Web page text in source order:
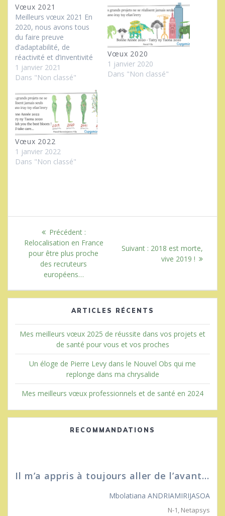
Vœux 2021
Meilleurs vœux 2021 En
2020, nous avons tous
du faire preuve
d’adaptabilité, de
réactivité et d’inventivité
pour que nos activités
perdurent et continuent
Verra certainement la
pandémie contrôlée par
la vaccination et tous
nos efforts
récompensés. Que ce
soit l’élitiste phrase de
Nietzsche (1888 -
1 janvier 2021
Dans "Non classé"
Vœux 2020
1 janvier 2020
Dans "Non classé"
Vœux 2022
1 janvier 2022
Dans "Non classé"
Navigation
l’article
Précédent :Article
précédent
:
Relocalisation en France
pour être plus proche
des recruteurs
européens…
Suivant : Article
suivant
2018 est morte,
vive 2019 !
ARTICLES RÉCENTS
Mes meilleurs vœux 2025 de réussite dans vos projets et
de santé pour vous et vos proches
Un éloge de Pierre Levy dans le Nouvel Obs qui me
replonge dans ma chrysalide
Mes meilleurs vœux professionnels et de santé en 2024
RECOMMANDATIONS
Il m’a appris à toujours aller de l’avant…
Mbolatiana ANDRIAMIRIJASOA
N-1, Netapsys